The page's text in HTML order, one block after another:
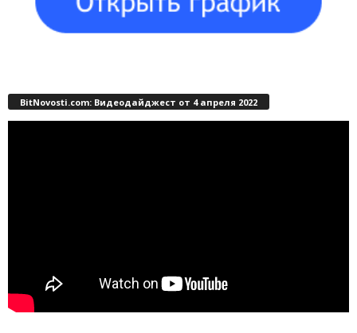
BitNovosti.com: Видеодайджест от 4 апреля 2022